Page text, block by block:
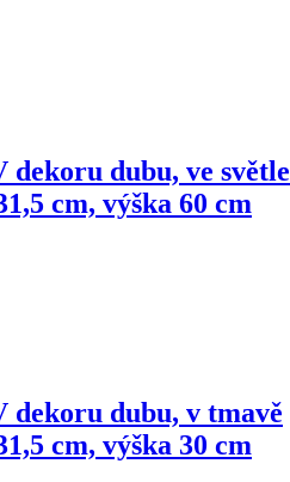
dekoru dubu, ve světle
cm, výška 60 cm
dekoru dubu, v tmavě
cm, výška 30 cm